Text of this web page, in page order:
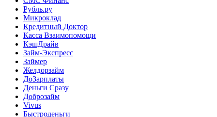
Рубль.ру
Микроклад
Кредитный Доктор
Касса Взаимопомощи
КэшДрайв
Займ-Экспресс
Займер
Желдорзайм
ДоЗарплаты
Деньги Сразу
Доброзайм
Vivus
Быстроденьги